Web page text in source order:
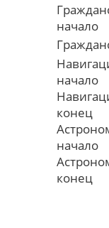
начало
начало
конец
начало
конец